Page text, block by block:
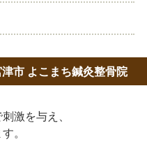
市 よこまち鍼灸整骨院
激を与え、
。